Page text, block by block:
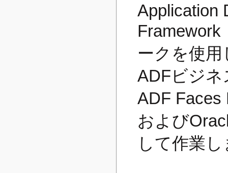
Application
Framework
ークを使
ADFビジ
ADF Faces
および
して作業